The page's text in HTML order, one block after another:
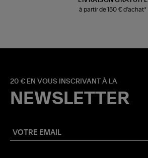
à partir de 150 € d'achat*
20 € EN VOUS INSCRIVANT À LA
NEWSLETTER